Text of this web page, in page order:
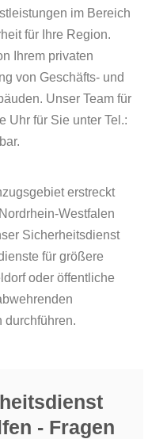
im Bereich
für Ihre Region.
Ihrem privaten
von Geschäfts- und
Unser Team für
Uhr für Sie unter Tel.:
erstreckt
Westfalen
Sicherheitsdienst
für größere
oder öffentliche
durchführen.
- Fragen